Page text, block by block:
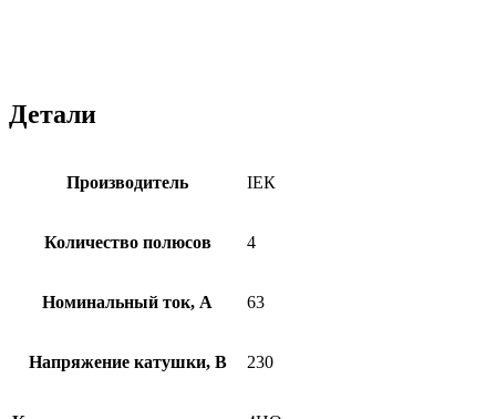
Детали
Производитель ІЕК
Количество полюсов 4
Номинальный ток, А 63
Напряжение катушки, В 230